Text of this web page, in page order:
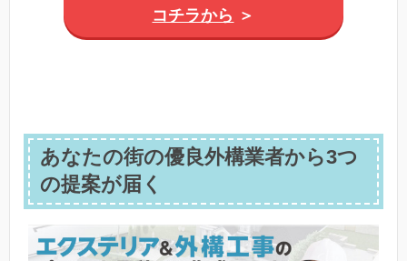
コチラから ＞
あなたの街の優良外構業者から3つ
の提案が届く